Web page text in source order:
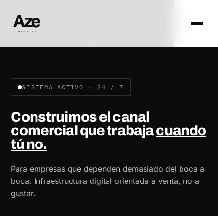
AZE DIGITAL · ZARAGOZA
SISTEMA ACTIVO · 24 / 7
Construimos el canal
comercial que trabajacuando
tú no.
Para empresas que dependen demasiado del boca a
boca. Infraestructura digital orientada a venta, no a
gustar.